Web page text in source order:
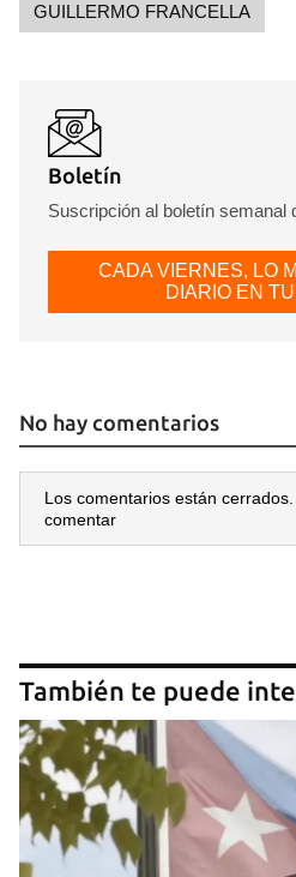
GUILLERMO FRANCELLA
Boletín
Suscripción al boletín semanal
CADA VIERNES, LO
DIARIO EN
No hay comentarios
Los comentarios están
comentar
También te puede